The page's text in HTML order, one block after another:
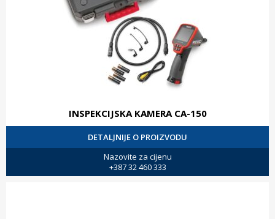
INSPEKCIJSKA KAMERA CA-150
DETALJNIJE O PROIZVODU
Nazovite za cijenu
+387 32 460 333